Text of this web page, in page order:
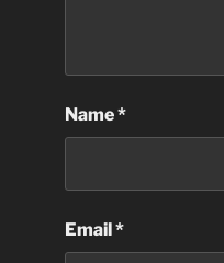
Name*
Email*